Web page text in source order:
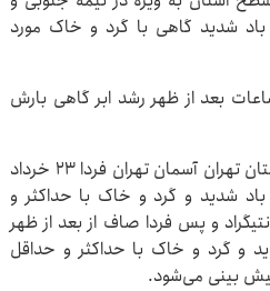
شدید گاهی با گرد و خاک مورد
بعد از ظهر رشد ابر گاهی بارش
به گزارش اداره کل هواشناسی استان تهران آسمان تهران فردا ۲۳ خرداد
شدید و گرد و خاک با حداکثر و
و ۲۵ درجه سانتیگراد و پس فردا صاف از بعد از ظهر
و گرد و خاک با حداکثر و حداقل